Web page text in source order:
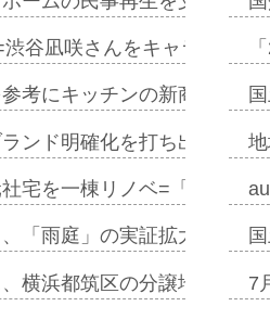
谷凪咲さんをキャラクタ
考にキッチンの新商品=「
ンド明確化を打ち出す=年
宅を一棟リノベ=「職住遊
「雨庭」の実証拡大へ=ガ
横浜都筑区の分譲地開発で
7